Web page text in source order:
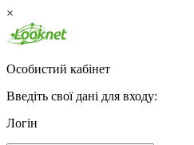
×
Особистий кабінет
Введіть свої дані для входу:
Логін